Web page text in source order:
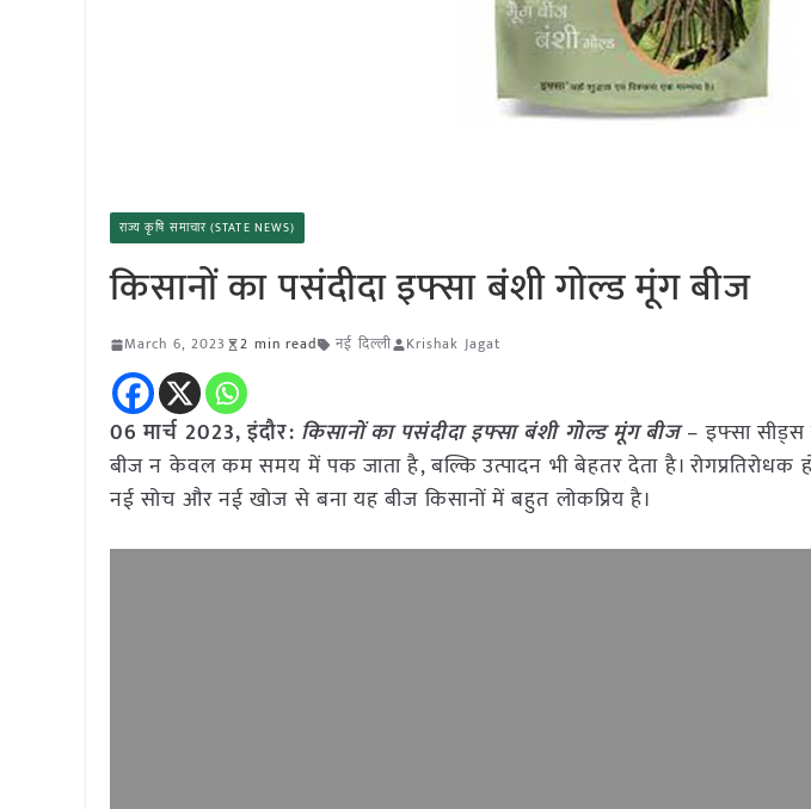
राज्य कृषि समाचार (STATE NEWS)
किसानों का पसंदीदा इफ्सा बंशी गोल्ड मूंग बीज
March 6, 2023 2 min read नई दिल्ली Krishak Jagat
06 मार्च 2023, इंदौर: किसानों का पसंदीदा इफ्सा बंशी गोल्ड मूंग बीज– इफ्सा सीड्स
बीज न केवल कम समय में पक जाता है, बल्कि उत्पादन भी बेहतर देता है।
नई सोच और नई खोज से बना यह बीज किसानों में बहुत लोकप्रिय है।